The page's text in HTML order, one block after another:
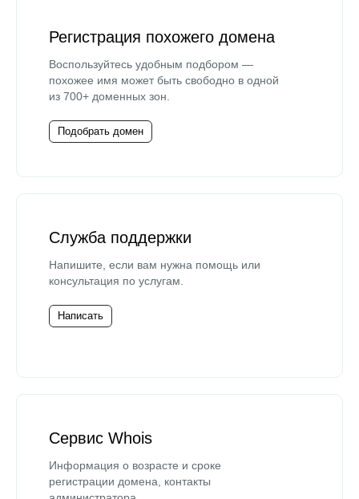
Регистрация похожего домена
Воспользуйтесь удобным подбором —
похожее имя может быть свободно в одной
из 700+ доменных зон.
Подобрать домен
Служба поддержки
Напишите, если вам нужна помощь или
консультация по услугам.
Написать
Сервис Whois
Информация о возрасте и сроке
регистрации домена, контакты